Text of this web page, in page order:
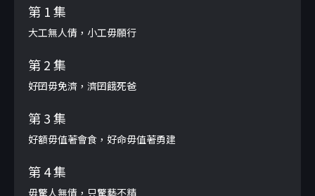
第 1 集
大工無人倩，小工毋願行
第 2 集
好囝毋免濟，濟囝餓死爸
第 3 集
好額毋值著會食，好命毋值著勇建
第 4 集
毋驚人無倩，只驚藝不精